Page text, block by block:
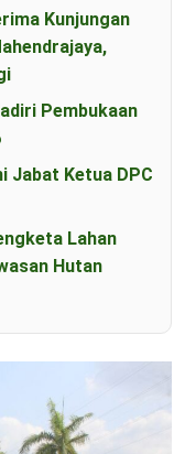
Kunjungan
Pembukaan
Jabat Ketua DPC
Lahan
Hutan